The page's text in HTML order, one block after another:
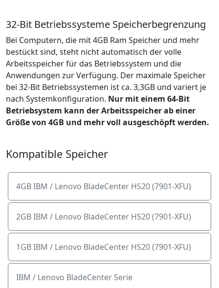
32-Bit Betriebssysteme Speicherbegrenzung
Bei Computern, die mit 4GB Ram Speicher und mehr
bestückt sind, steht nicht automatisch der volle
Arbeitsspeicher für das Betriebssystem und die
Anwendungen zur Verfügung. Der maximale Speicher
bei 32-Bit Betriebssystemen ist ca. 3,3GB und variert je
nach Systemkonfiguration. Nur mit einem 64-Bit
Betriebsystem kann der Arbeitsspeicher ab einer
Größe von 4GB und mehr voll ausgeschöpft werden.
Kompatible Speicher
4GB IBM / Lenovo BladeCenter HS20 (7901-XFU)
2GB IBM / Lenovo BladeCenter HS20 (7901-XFU)
1GB IBM / Lenovo BladeCenter HS20 (7901-XFU)
IBM / Lenovo BladeCenter Serie